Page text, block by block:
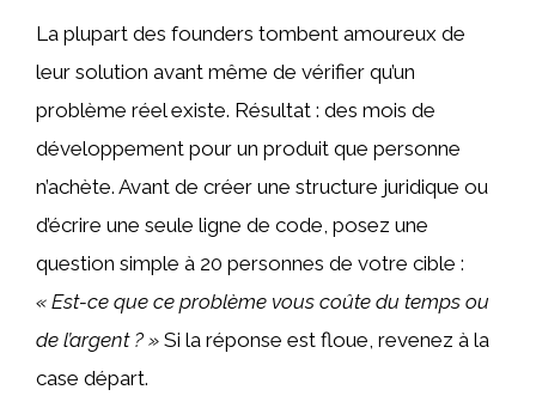
La plupart des founders tombent amoureux de
leur solution avant même de vérifier qu’un
problème réel existe. Résultat : des mois de
développement pour un produit que personne
n’achète. Avant de créer une structure juridique ou
d’écrire une seule ligne de code, posez une
question simple à 20 personnes de votre cible :
« Est-ce que ce problème vous coûte du temps ou
de l’argent ? » Si la réponse est floue, revenez à la
case départ.